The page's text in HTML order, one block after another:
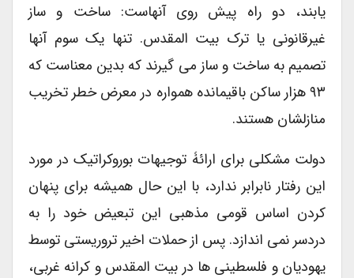
یابند، دو راه پیش روی آنهاست: ساخت و ساز
غیرقانونی یا ترک بیت المقدس. تنها یک سوم آنها
تصمیم به ساخت و ساز می گیرند که بدین معناست که
۹۳ هزار ساکن باقیمانده همواره در معرض خطر تخریب
منازلشان هستند.
دولت مشکلی برای ارائۀ توجیهات بوروکراتیک در مورد
این رفتار نابرابر ندارد، با این حال همیشه برای پنهان
کردن اساس قومی مذهبی این تبعیض خود را به
دردسر نمی اندازد. پس از حملات اخیر تروریستی توسط
یهودیان و فلسطینی ها در بیت المقدس و کرانه غربی،